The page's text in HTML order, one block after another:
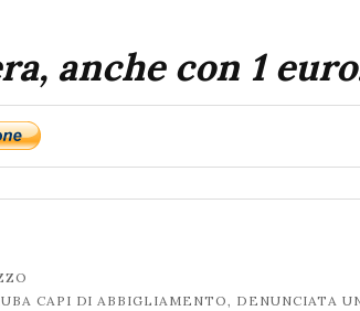
anche con 1
CAPI DI ABBIGLIAMENTO, DENUNCIATA